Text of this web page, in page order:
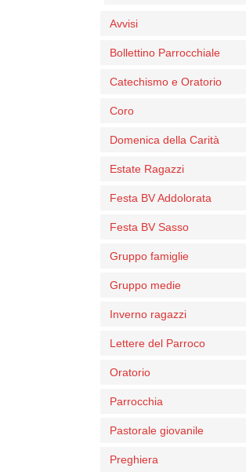
Avvisi
Bollettino Parrocchiale
Catechismo e Oratorio
Coro
Domenica della Carità
Estate Ragazzi
Festa BV Addolorata
Festa BV Sasso
Gruppo famiglie
Gruppo medie
Inverno ragazzi
Lettere del Parroco
Oratorio
Parrocchia
Pastorale giovanile
Preghiera